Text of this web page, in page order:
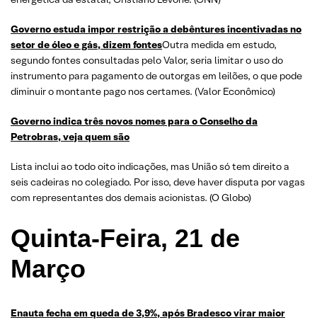
Governo estuda impor restrição a debêntures incentivadas no
setor de óleo e gás, dizem fontesOutra medida em estudo,
segundo fontes consultadas pelo Valor, seria limitar o uso do
instrumento para pagamento de outorgas em leilões, o que pode
diminuir o montante pago nos certames. (Valor Econômico)
Governo indica três novos nomes para o Conselho da
Petrobras, veja quem são
Lista inclui ao todo oito indicações, mas União só tem direito a
seis cadeiras no colegiado. Por isso, deve haver disputa por vagas
com representantes dos demais acionistas. (O Globo)
Quinta-Feira, 21 de
Março
Enauta fecha em queda de 3,9%, após Bradesco virar maior